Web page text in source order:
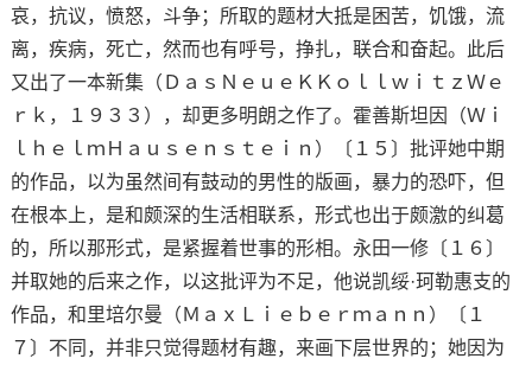
哀，抗议，愤怒，斗争；所取的题材大抵是困苦，饥饿，流
离，疾病，死亡，然而也有呼号，挣扎，联合和奋起。此后
又出了一本新集（ＤａｓＮｅｕｅＫＫｏｌｌｗｉｔｚＷｅ
ｒｋ，１９３３），却更多明朗之作了。霍善斯坦因（Ｗｉ
ｌｈｅｌｍＨａｕｓｅｎｓｔｅｉｎ）〔１５〕批评她中期
的作品，以为虽然间有鼓动的男性的版画，暴力的恐吓，但
在根本上，是和颇深的生活相联系，形式也出于颇激的纠葛
的，所以那形式，是紧握着世事的形相。永田一修〔１６〕
并取她的后来之作，以这批评为不足，他说凯绥·珂勒惠支的
作品，和里培尔曼（ＭａｘＬｉｅｂｅｒｍａｎｎ）〔１
７〕不同，并非只觉得题材有趣，来画下层世界的；她因为